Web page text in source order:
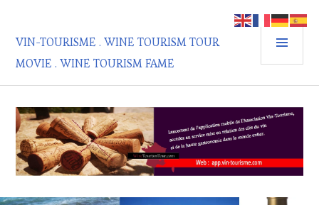
contenu
principal
VIN-TOURISME . WINE TOURISM TOUR
MOVIE . WINE TOURISM FAME